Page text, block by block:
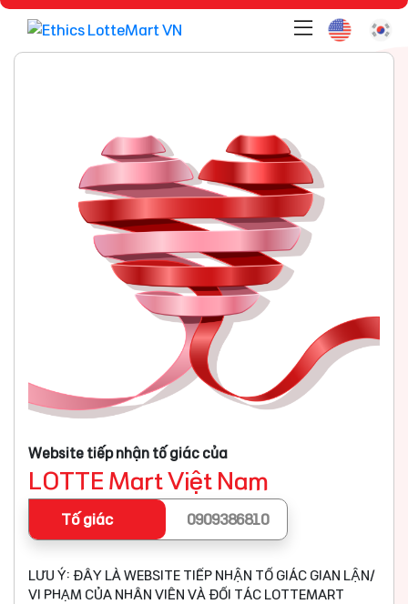
Website tiếp nhận tố giác của
LOTTE Mart Việt Nam
Tố giác 0909386810
LƯU Ý: ĐÂY LÀ WEBSITE TIẾP NHẬN TỐ GIÁC GIAN LẬN/
VI PHẠM CỦA NHÂN VIÊN VÀ ĐỐI TÁC LOTTEMART